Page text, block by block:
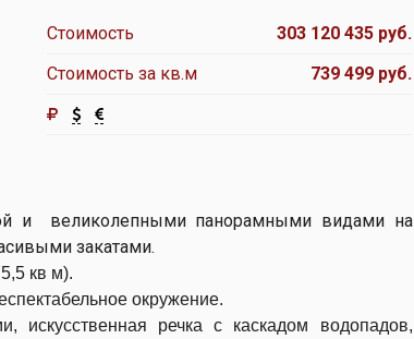
Стоимость
303 120 435 руб.
Стоимость за кв.м
739 499 руб.
и великолепными панорамными видами на
закатами.
кв м).
окружение.
искусственная речка с каскадом водопадов,